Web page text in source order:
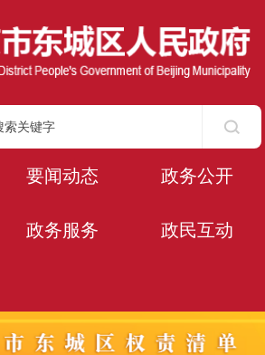
要闻动态 政务公开
政务服务 政民互动